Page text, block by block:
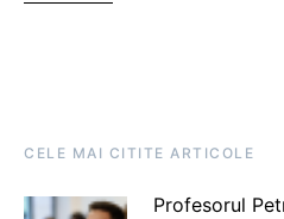
CELE MAI CITITE ARTICOLE
Profesorul